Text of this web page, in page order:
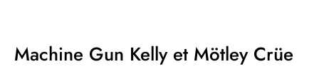
Machine Gun Kelly et Mötley Crüe